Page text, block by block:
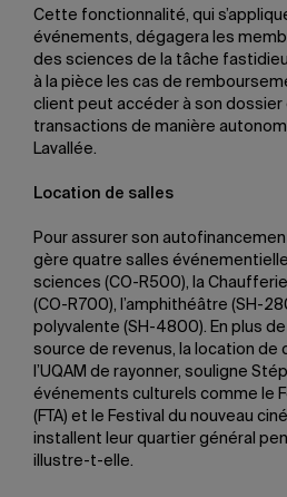
Cette fonctionnalité, qui
événements, dégagera les
des sciences de la tâche
à la pièce les cas de
client peut accéder à son dossier
transactions de manière
Lavallée.
Location de salles
Pour assurer son
gère quatre salles
sciences (CO-R500), la
(CO-R700), l’amphithéâtre (SH-
polyvalente (SH-4800). En plus
source de revenus, la location de
l’UQAM de rayonner, souligne
événements culturels comme le
(FTA) et le Festival du nouveau
installent leur quartier général
illustre-t-elle.